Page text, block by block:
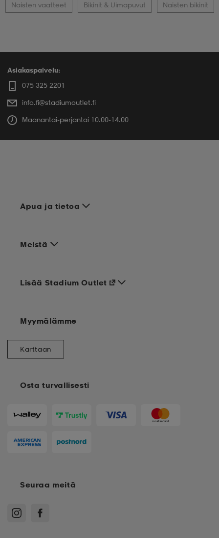
Naisten vaatteet Bikinit & Uimapuvut Naisten bikinit
Asiakaspalvelu:
075 325 2201
info.fi@stadiumoutlet.fi
Maanantai-perjantai 10.00-14.00
Apua ja tietoa
Meistä
Osta turvallisesti
Lisää Stadium Outlet
Myymälämme
Karttaan
Seuraa meitä